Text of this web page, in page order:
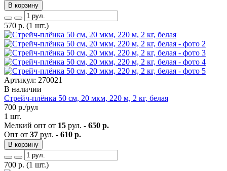
В корзину
570 р. (1 шт.)
Артикул: 270021
В наличии
Стрейч-плёнка 50 см, 20 мкм, 220 м, 2 кг, белая
700 р./рул
1 шт.
Мелкий опт от 15 рул. - 650 р.
Опт от 37 рул. - 610 р.
В корзину
700 р. (1 шт.)